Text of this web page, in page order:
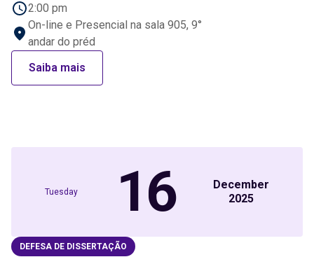
2:00 pm
On-line e Presencial na sala 905, 9°
andar do préd
Saiba mais
Tuesday 16
December
2025
DEFESA DE DISSERTAÇÃO